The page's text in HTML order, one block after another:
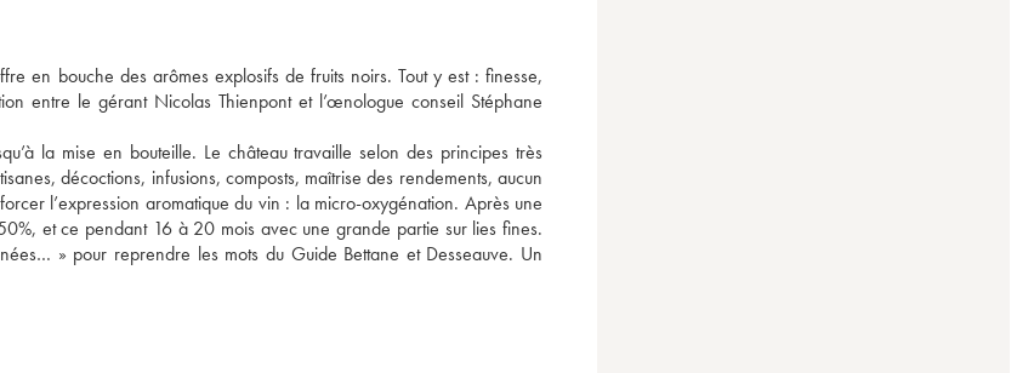
en bouche des arômes explosifs de fruits noirs. Tout y est : finesse,
entre le gérant Nicolas Thienpont et l’œnologue conseil Stéphane
la mise en bouteille. Le château travaille selon des principes très
décoctions, infusions, composts, maîtrise des rendements, aucun
l’expression aromatique du vin : la micro-oxygénation. Après une
et ce pendant 16 à 20 mois avec une grande partie sur lies fines.
» pour reprendre les mots du Guide Bettane et Desseauve. Un